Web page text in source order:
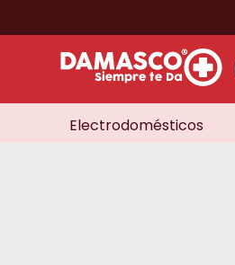
Electrodomésticos